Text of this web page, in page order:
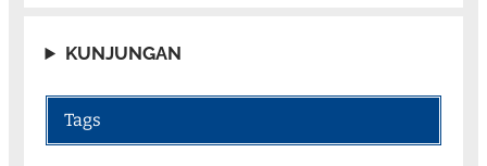
KUNJUNGAN
Tags